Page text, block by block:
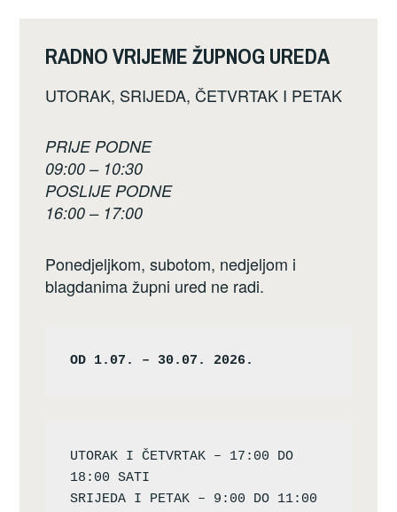
RADNO VRIJEME ŽUPNOG UREDA
UTORAK, SRIJEDA, ČETVRTAK I PETAK
PRIJE PODNE
09:00 – 10:30
POSLIJE PODNE
16:00 – 17:00
Ponedjeljkom, subotom, nedjeljom i
blagdanima župni ured ne radi.
OD 1.07. – 30.07. 2026.
UTORAK I ČETVRTAK – 17:00 DO
18:00 SATI
SRIJEDA I PETAK – 9:00 DO 11:00